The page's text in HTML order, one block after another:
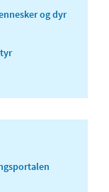
og dyr